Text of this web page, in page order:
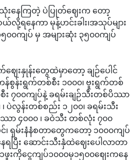
သုံးနေကြတဲ့ ပဲပြုတ်ဈေးက‌ တော့
လို့ရနေကာ မုန့်ဟင်းခါး၊အသုပ်များ
ကျပ် မှ အများဆုံး ၃၅၀၀ကျပ်
ေးနှုန်းတွေထဲမှာတော့ ချဉ်ပေါင်
စွန်းရွက်တစ်စီး ၁၀၀၀၊ ဗူးရွက်တစ်
း ၇၀၀ကျပ်နဲ့ ခရမ်းချဉ်သီးတစ်ပိဿာ
၊ ပဲလွန်းတစ်စည်း ၁၂၀၀၊ ခရမ်းသီး
ာ ၄၀၀၀ ၊ ခဝဲသီး တစ်လုံး ၇၀၀
င်၊ ရှမ်းနံနံစတာတွေကတော့ ၁၀၀၀ကျပ်
ပြီး ဆောင်းသီးနှံထဲဈေးပေါလာတာ
ဖူးကိုငွေကျပ်၁၀၀၀မှ၁၅၀၀ဈေးကနေ